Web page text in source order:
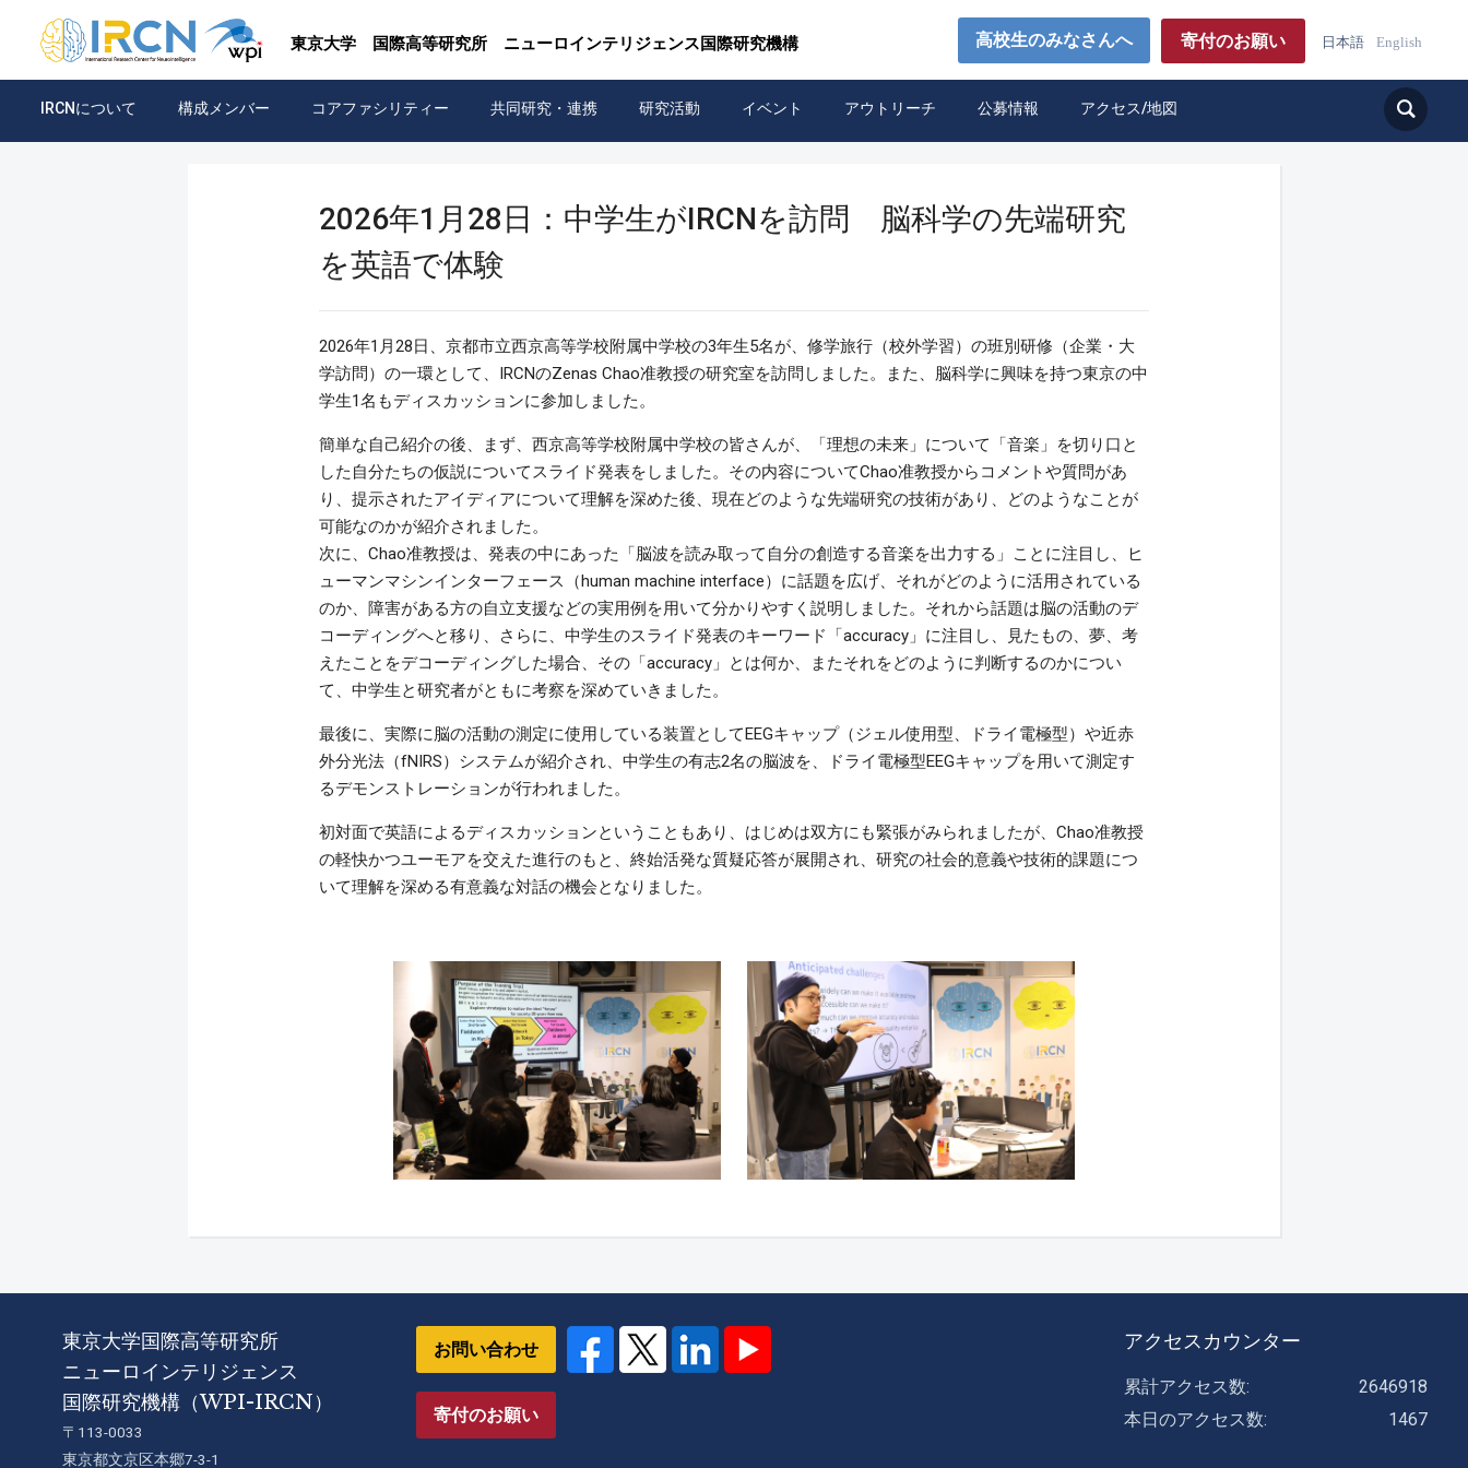
東京大学 国際高等研究所 ニューロインテリジェンス国際研究機構 高校生のみなさんへ 寄付のお願い 日本語 English
IRCNについて 構成メンバー コアファシリティー 共同研究・連携 研究活動 イベント アウトリーチ 公募情報 アクセス/地図
2026年1月28日：中学生がIRCNを訪問 脳科学の先端研究
を英語で体験
2026年1月28日、京都市立西京高等学校附属中学校の3年生5名が、修学旅行（校外学習）の班別研修（企業・大
学訪問）の一環として、IRCNのZenas Chao准教授の研究室を訪問しました。また、脳科学に興味を持つ東京の中
学生1名もディスカッションに参加しました。
簡単な自己紹介の後、まず、西京高等学校附属中学校の皆さんが、「理想の未来」について「音楽」を切り口と
した自分たちの仮説についてスライド発表をしました。その内容についてChao准教授からコメントや質問があ
り、提示されたアイディアについて理解を深めた後、現在どのような先端研究の技術があり、どのようなことが
可能なのかが紹介されました。
次に、Chao准教授は、発表の中にあった「脳波を読み取って自分の創造する音楽を出力する」ことに注目し、ヒ
ューマンマシンインターフェース（human machine interface）に話題を広げ、それがどのように活用されている
のか、障害がある方の自立支援などの実用例を用いて分かりやすく説明しました。それから話題は脳の活動のデ
コーディングへと移り、さらに、中学生のスライド発表のキーワード「accuracy」に注目し、見たもの、夢、考
えたことをデコーディングした場合、その「accuracy」とは何か、またそれをどのように判断するのかについ
て、中学生と研究者がともに考察を深めていきました。
最後に、実際に脳の活動の測定に使用している装置としてEEGキャップ（ジェル使用型、ドライ電極型）や近赤
外分光法（fNIRS）システムが紹介され、中学生の有志2名の脳波を、ドライ電極型EEGキャップを用いて測定す
るデモンストレーションが行われました。
初対面で英語によるディスカッションということもあり、はじめは双方にも緊張がみられましたが、Chao准教授
の軽快かつユーモアを交えた進行のもと、終始活発な質疑応答が展開され、研究の社会的意義や技術的課題につ
いて理解を深める有意義な対話の機会となりました。
東京大学国際高等研究所
ニューロインテリジェンス
国際研究機構（WPI-IRCN）
〒113-0033
東京都文京区本郷7-3-1
お問い合わせ
寄付のお願い
アクセスカウンター
2646918
累計アクセス数:
1467
本日のアクセス数: